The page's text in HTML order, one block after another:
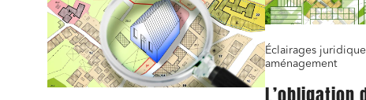
Éclairages
aménagement